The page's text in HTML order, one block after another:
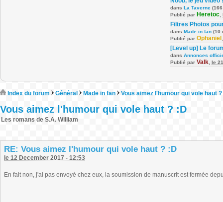
dans La Taverne
Publié par Heretoc
Filtres Photos
dans Made in fan (10
Publié par Ophaniel
[Level up] Le
dans Annonces
Publié par Valk le
Index du forum Général Made in fan Vous aimez l'humour qui vole haut
Vous aimez l'humour qui vole haut ? :D
Les romans de S.A. William
RE: Vous aimez l'humour qui vole haut ? :D
le 12 December 2017 - 12:53
En fait non, j'ai pas envoyé chez eux, la soumission de manuscrit est fermée